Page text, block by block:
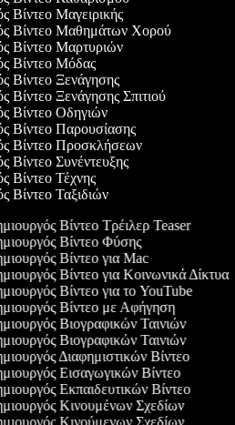
Βίντεο Μαγειρικής
Βίντεο Μαθημάτων Χορού
Βίντεο Μαρτυριών
Βίντεο Μόδας
Βίντεο Ξενάγησης
Βίντεο Ξενάγησης Σπιτιού
Βίντεο Οδηγιών
Βίντεο Παρουσίασης
Βίντεο Προσκλήσεων
Βίντεο Συνέντευξης
Βίντεο Τέχνης
Βίντεο Ταξιδιών
Βίντεο Τρέιλερ Teaser
Βίντεο Φύσης
Βίντεο για Mac
Βίντεο για Κοινωνικά Δίκτυα
Βίντεο για το YouTube
Βίντεο με Αφήγηση
Βιογραφικών Ταινιών
Βιογραφικών Ταινιών
Διαφημιστικών Βίντεο
Εισαγωγικών Βίντεο
Εκπαιδευτικών Βίντεο
Κινουμένων Σχεδίων